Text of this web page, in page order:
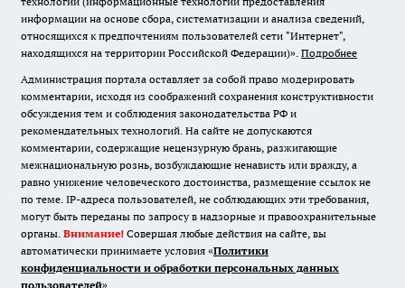
информации на основе сбора, систематизации и анализа сведений,
относящихся к предпочтениям пользователей сети "Интернет",
находящихся на территории Российской Федерации)». Подробнее
Администрация портала оставляет за собой право модерировать
комментарии, исходя из соображений сохранения конструктивности
обсуждения тем и соблюдения законодательства РФ и
рекомендательных технологий. На сайте не допускаются
комментарии, содержащие нецензурную брань, разжигающие
межнациональную рознь, возбуждающие ненависть или вражду, а
равно унижение человеческого достоинства, размещение ссылок не
по теме. IP-адреса пользователей, не соблюдающих эти требования,
могут быть переданы по запросу в надзорные и правоохранительные
органы. Внимание! Совершая любые действия на сайте, вы
автоматически принимаете условия «Политики
конфиденциальности и обработки персональных данных
пользователей»